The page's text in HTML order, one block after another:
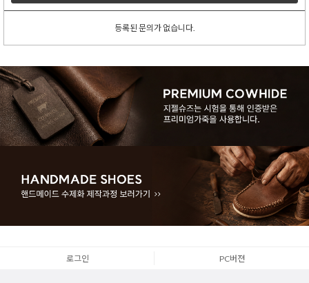
등록된 문의가 없습니다.
로그인 PC버젼